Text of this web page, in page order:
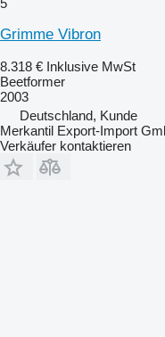
Grimme Vibron
8.318 € Inklusive MwSt
Beetformer
2003
Deutschland, Kunde
Merkantil Export-Import
Verkäufer kontaktieren